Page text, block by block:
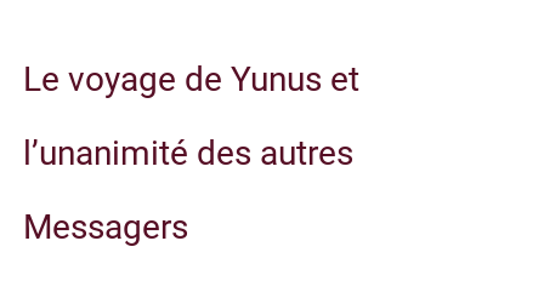
Le voyage de Yunus et
l’unanimité des autres
Messagers